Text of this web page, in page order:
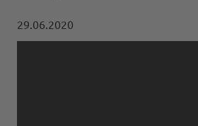
29.06.2020